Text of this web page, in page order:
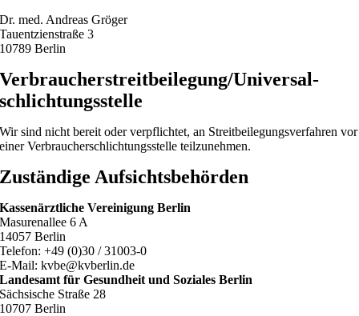
Dr. med. Andreas Gröger
Tauentzienstraße 3
10789 Berlin
Verbraucher­streit­beilegung/Universal­
schlichtungs­stelle
Wir sind nicht bereit oder verpflichtet, an Streitbeilegungsverfahren vor
einer Verbraucherschlichtungsstelle teilzunehmen.
Zuständige Aufsichtsbehörden
Kassenärztliche Vereinigung Berlin
Masurenallee 6 A
14057 Berlin
Telefon: +49 (0)30 / 31003-0
E-Mail: kvbe@kvberlin.de
Landesamt für Gesundheit und Soziales Berlin
Sächsische Straße 28
10707 Berlin